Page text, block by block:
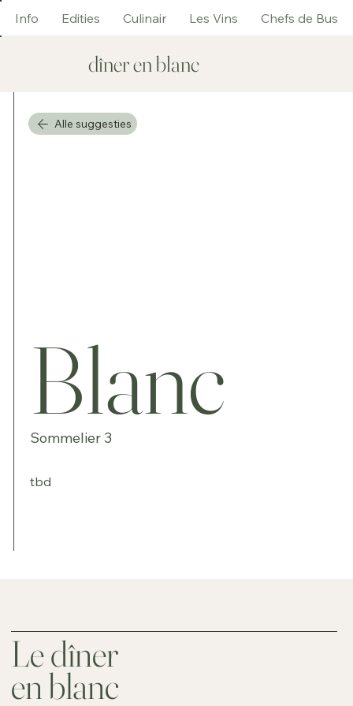
dîner en blanc
Info Edities Culinair Les Vins Chefs de Bus
Alle suggesties
Blanc
Sommelier 3
tbd
Le dîner
en blanc